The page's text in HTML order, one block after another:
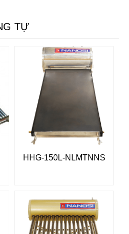
TỰ
HHG-150L-NLMTNNS